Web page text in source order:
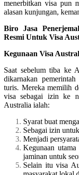
menerbitkan visa pun
alasan kunjungan,
Biro Jasa
Resmi Untuk Visa
Kegunaan Visa
Saat sebelum tiba ke
dikarnakan
turis. Mereka memilih
visa sebagai izin ke
Australia ialah:
Syarat buat
Sebagai izin
Menjadi
Kegunaan
jaminan untuk
Selain itu visa